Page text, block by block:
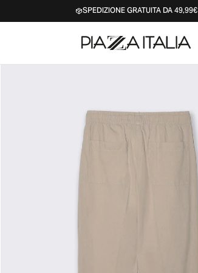
SPEDIZIONE GRATUITA DA 49,99€